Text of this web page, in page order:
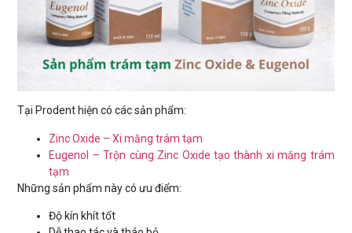
Tại Prodent hiện có các sản phẩm:
Zinc Oxide – Xi măng trám tạm
Eugenol – Trộn cùng Zinc Oxide tạo thành xi măng trám
tạm
Những sản phẩm này có ưu điểm:
Độ kín khít tốt